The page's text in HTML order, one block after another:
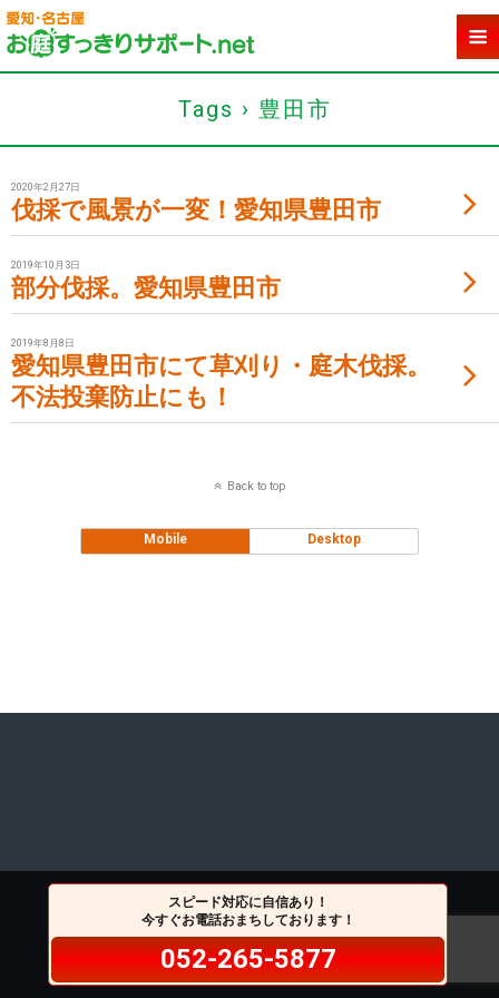
Tags › 豊田市
2020年2月27日
伐採で風景が一変！愛知県豊田市
2019年10月3日
部分伐採。愛知県豊田市
2019年8月8日
愛知県豊田市にて草刈り・庭木伐採。
不法投棄防止にも！
Back to top
Mobile Desktop
スピード対応に自信あり！
今すぐお電話おまちしております！
052-265-5877